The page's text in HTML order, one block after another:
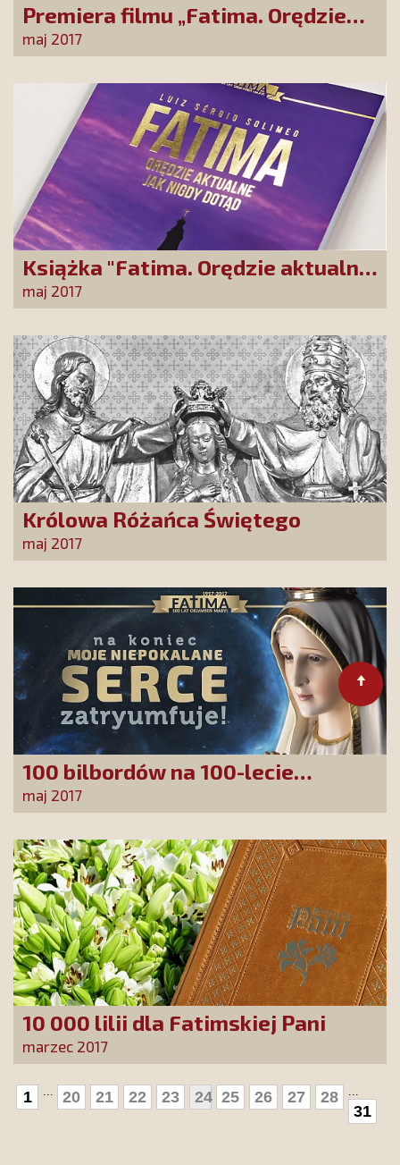
Premiera filmu „Fatima. Orędzie
wciąż aktualne”
maj 2017
Książka "Fatima. Orędzie aktualne
jak nigdy dotąd"
maj 2017
Królowa Różańca Świętego
maj 2017
100 bilbordów na 100-lecie
Objawień
maj 2017
10 000 lilii dla Fatimskiej Pani
marzec 2017
1 ... 20 21 22 23 24 25 26 27 28 ...
31